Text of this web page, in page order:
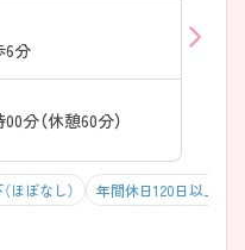
6分
分（休憩60分）
ほぼなし） 年間休日120日以上